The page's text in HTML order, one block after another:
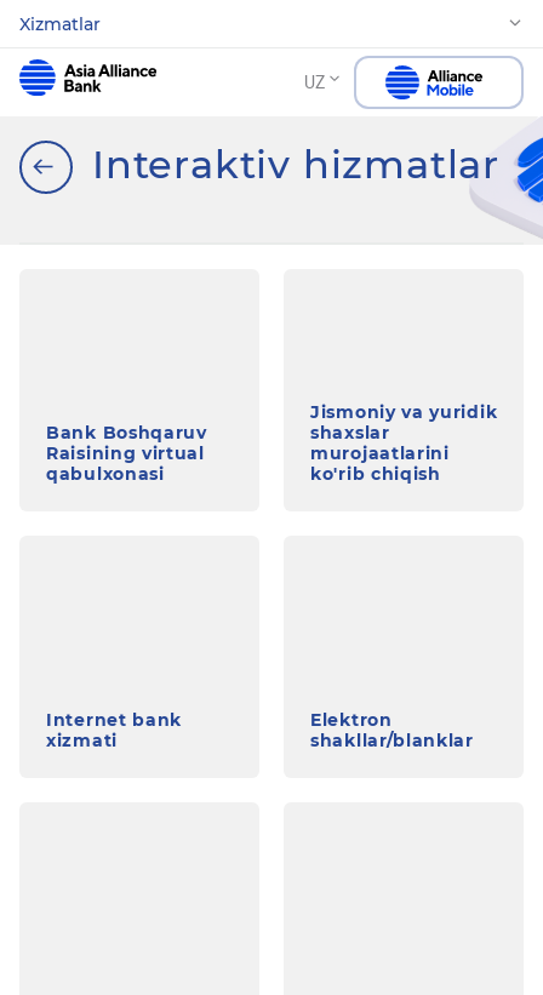
Xizmatlar
UZ
Interaktiv hizmatlar
Bank Boshqaruv
Raisining virtual
qabulxonasi
Jismoniy va yuridik
shaxslar
murojaatlarini
ko'rib chiqish
Internet bank
xizmati
Elektron
shakllar/blanklar